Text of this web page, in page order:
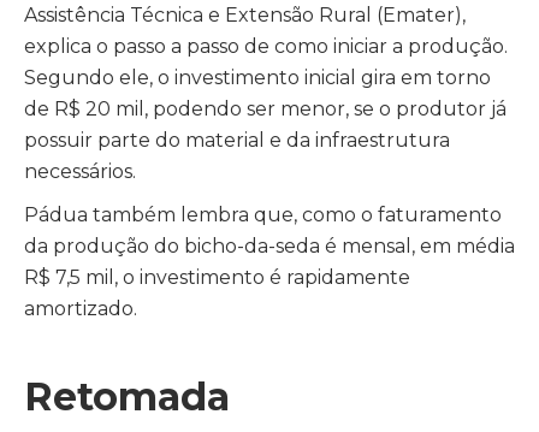
Assistência Técnica e Extensão Rural (Emater),
explica o passo a passo de como iniciar a produção.
Segundo ele, o investimento inicial gira em torno
de R$ 20 mil, podendo ser menor, se o produtor já
possuir parte do material e da infraestrutura
necessários.
Pádua também lembra que, como o faturamento
da produção do bicho-da-seda é mensal, em média
R$ 7,5 mil, o investimento é rapidamente
amortizado.
Retomada